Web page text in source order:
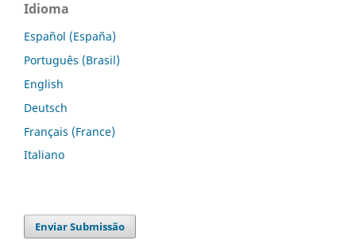
Idioma
Español (España)
Português (Brasil)
English
Deutsch
Français (France)
Italiano
Enviar Submissão